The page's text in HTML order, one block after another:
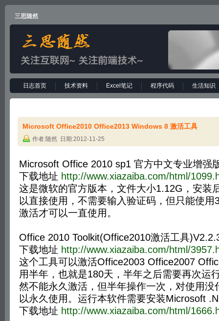
三思随然
日志首页 技术资料 Excel笔记 程序代码 生活知识
Microsoft Office2010 Office2013 Windows 8 激活工具
作者:随然 日期:2012-11-25
Microsoft Office 2010 sp1 官方中文专业增强
下载地址 http://www.xiazaiba.com/html/
这是微软的官方版本，文件大小1.12G，安装
以直接使用，不需要输入验证码，但只能使用
激活才可以一直使用。
Office 2010 Toolkit(Office2010激活工具
下载地址 http://www.xiazaiba.com/html/
这个工具可以激活Office2003 Office2007
用半年，也就是180天，半年之后需要再次运
然不能永久激活，但半年操作一次，对使用没
以永久使用。运行本软件需要安装Microsoft
下载地址 http://www.xiazaiba.com/html/